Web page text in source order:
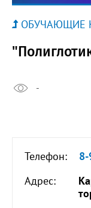
ОБУЧАЮЩИЕ
-
Телефон:
Адрес: